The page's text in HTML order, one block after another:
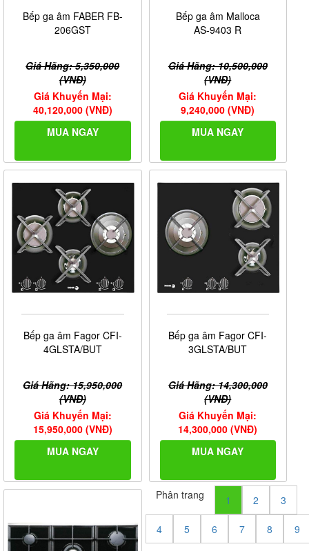
Bếp ga âm FABER FB-
206GST
Giá Hãng: 5,350,000
(VNĐ)
Giá Khuyến Mại:
40,120,000 (VNĐ)
MUA NGAY
Bếp ga âm Malloca
AS-9403 R
Giá Hãng: 10,500,000
(VNĐ)
Giá Khuyến Mại:
9,240,000 (VNĐ)
MUA NGAY
Bếp ga âm Fagor CFI-
4GLSTA/BUT
Giá Hãng: 15,950,000
(VNĐ)
Giá Khuyến Mại:
15,950,000 (VNĐ)
MUA NGAY
Bếp ga âm Fagor CFI-
3GLSTA/BUT
Giá Hãng: 14,300,000
(VNĐ)
Giá Khuyến Mại:
14,300,000 (VNĐ)
MUA NGAY
Phân trang 1 2 3
4 5 6 7 8 9